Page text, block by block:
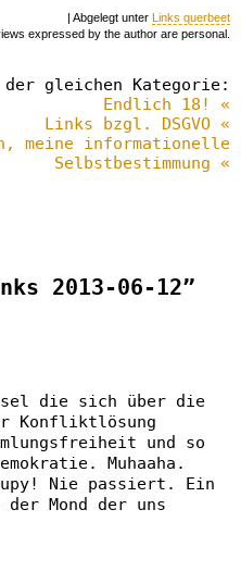
| Abgelegt unter Links querbeet
expressed by the author are personal.
gleichen Kategorie:
Endlich 18! «
Links bzgl. DSGVO «
meine informationelle
Selbstbestimmung «
2013-06-12”
die sich über die
Konfliktlösung
und so
Muhaaha.
Nie passiert. Ein
Mond der uns